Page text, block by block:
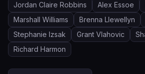
Jordan Claire Robbins
Alex Essoe
Marshall Williams
Brenna Llewellyn
Stephanie Izsak
Grant Vlahovic
Richard Harmon